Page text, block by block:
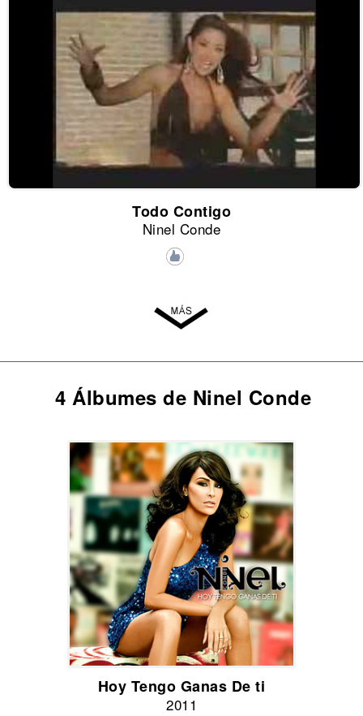
Todo Contigo
Ninel Conde
4 Álbumes de Ninel Conde
Hoy Tengo Ganas De ti
2011